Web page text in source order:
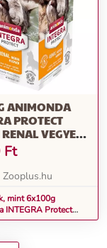
ANIMONDA
PROTECT
VEGYES
MACSKATÁP
Ft
Zooplus.hu
mint 6x100g
INTEGRA Protect
vegyes nedves